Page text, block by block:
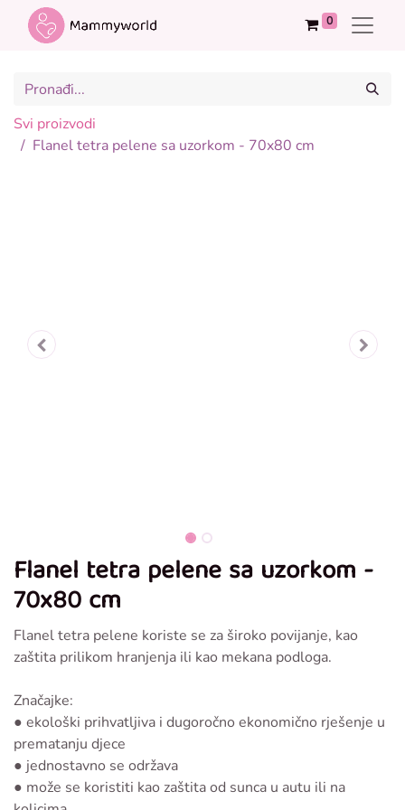
0
Svi proizvodi
Flanel tetra pelene sa uzorkom - 70x80 cm
Flanel tetra pelene sa uzorkom -
70x80 cm
Flanel tetra pelene koriste se za široko povijanje, kao
zaštita prilikom hranjenja ili kao mekana podloga.
Značajke:
● ekološki prihvatljiva i dugoročno ekonomično rješenje u
prematanju djece
● jednostavno se održava
● može se koristiti kao zaštita od sunca u autu ili na